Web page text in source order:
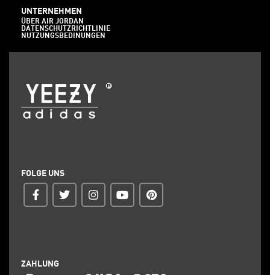
UNTERNEHMEN
ÜBER AIR JORDAN
DATENSCHUTZRICHTLINIE
NUTZUNGSBEDINUNGEN
FOLGE UNS
ZAHLUNG